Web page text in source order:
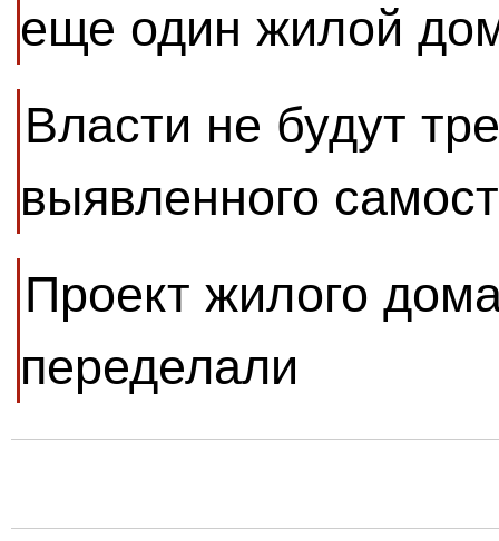
еще один жилой
Власти не будут
выявленного
Проект жилого
переделали